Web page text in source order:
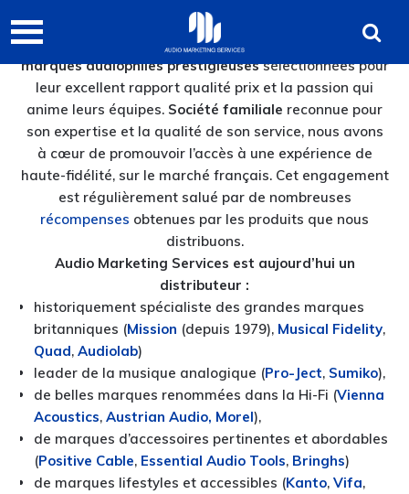
la
navigation
principale
au
contenu
principal
Audio
Marketing
Services
Depuis plus de cinquante ans,
distribue des
marques audiophiles prestigieusessélectionnées pour
leur excellent rapport qualité prix et la passion qui
anime leurs équipes. Société familiale reconnue pour
son expertise et la qualité de son service, nous avons
à cœur de promouvoir l’accès à une expérience de
haute-fidélité, sur le marché français. Cet engagement
est régulièrement salué par de nombreuses
récompenses obtenues par les produits que nous
distribuons.
Audio Marketing Services est aujourd’hui un
distributeur :
historiquement spécialiste des grandes marques
britanniques (Mission (depuis 1979), Musical Fidelity,
Quad,Audiolab)
leader de la musique analogique (Pro-Ject, Sumiko),
de belles marques renommées dans la Hi-Fi (Vienna
Acoustics, Austrian Audio, Morel),
de marques d’accessoires pertinentes et abordables
(Positive Cable, Essential Audio Tools, Bringhs)
de marques lifestyles et accessibles (Kanto,Vifa,